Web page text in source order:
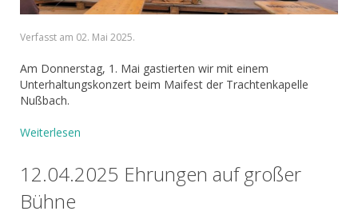
Verfasst am 02. Mai 2025.
Am Donnerstag, 1. Mai gastierten wir mit einem
Unterhaltungskonzert beim Maifest der Trachtenkapelle
Nußbach.
Weiterlesen
12.04.2025 Ehrungen auf großer
Bühne